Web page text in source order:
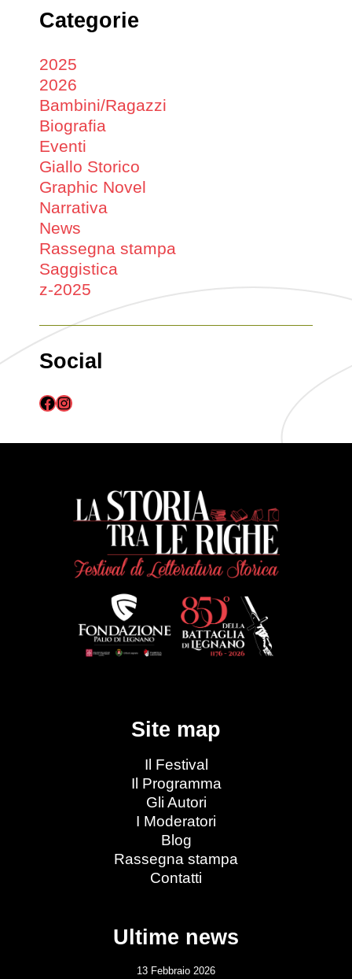
Categorie
2025
2026
Bambini/Ragazzi
Biografia
Eventi
Giallo Storico
Graphic Novel
Narrativa
News
Rassegna stampa
Saggistica
z-2025
Social
Facebook
Instagram
Site map
Il Festival
Il Programma
Gli Autori
I Moderatori
Blog
Rassegna stampa
Contatti
Ultime news
13 Febbraio 2026